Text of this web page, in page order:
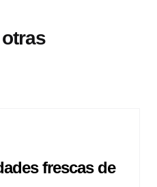
frescas de